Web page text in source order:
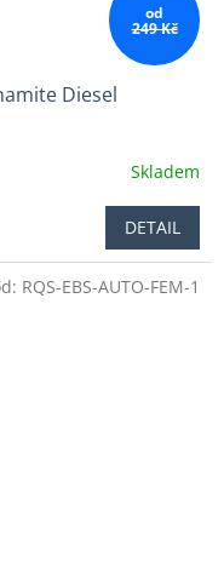
od
249 Kč
Diesel
Skladem
DETAIL
RQS-EBS-AUTO-FEM-1